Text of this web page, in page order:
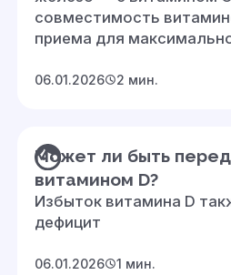
совместимость
приема для
06.01.2026 2 мин.
Может ли быть
витамином D?
Избыток витамина D
дефицит
06.01.2026 1 мин.